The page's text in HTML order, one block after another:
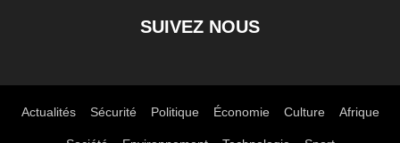
SUIVEZ NOUS
Actualités Sécurité Politique Économie Culture Afrique